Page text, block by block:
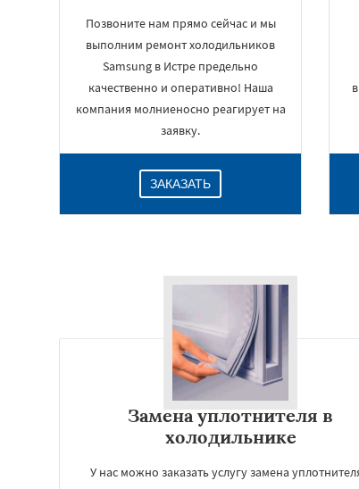
Позвоните нам прямо сейчас и мы
выполним ремонт холодильников
Samsung в Истре предельно
качественно и оперативно! Наша
компания молниеносно реагирует на
заявку.
ЗАКАЗАТЬ
Замена уплотнителя в
холодильнике
У нас можно заказать услугу замена